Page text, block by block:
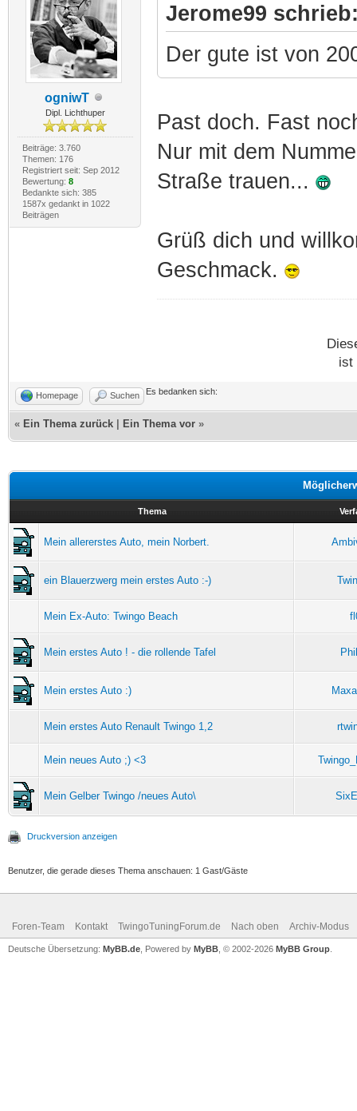
ogniwT
Dipl. Lichthuper
Beiträge: 3.760
Themen: 176
Registriert seit: Sep 2012
Bewertung: 8
Bedankte sich: 385
1587x gedankt in 1022
Beiträgen
Jerome99
Der gute ist von
Past doch. Fast
Nur mit dem
Straße trauen...
Grüß dich und
Geschmack.
ist
Homepage Suchen Es bedanken sich:
« Ein Thema zurück Ein Thema vor »
Thema
Mein allererstes Auto, mein Norbert.
ein Blauerzwerg mein erstes Auto :-)
Mein Ex-Auto: Twingo Beach
Mein erstes Auto ! - die rollende Tafel
Mein erstes Auto :)
Mein erstes Auto Renault Twingo 1,2
Mein neues Auto ;) <3
Mein Gelber Twingo /neues Auto\
Druckversion anzeigen
Benutzer, die gerade dieses Thema anschauen: 1 Gast/Gäste
Foren-Team Kontakt TwingoTuningForum.de Nach oben Archiv-Modus
Deutsche Übersetzung: MyBB.de , Powered by MyBB , © 2002-2026 MyBB Group